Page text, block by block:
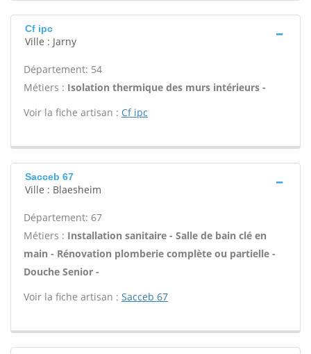
Cf ipc
Ville : Jarny
Département: 54
Métiers : Isolation thermique des murs intérieurs -
Voir la fiche artisan : Cf ipc
Sacceb 67
Ville : Blaesheim
Département: 67
Métiers : Installation sanitaire - Salle de bain clé en
main - Rénovation plomberie complète ou partielle -
Douche Senior -
Voir la fiche artisan : Sacceb 67